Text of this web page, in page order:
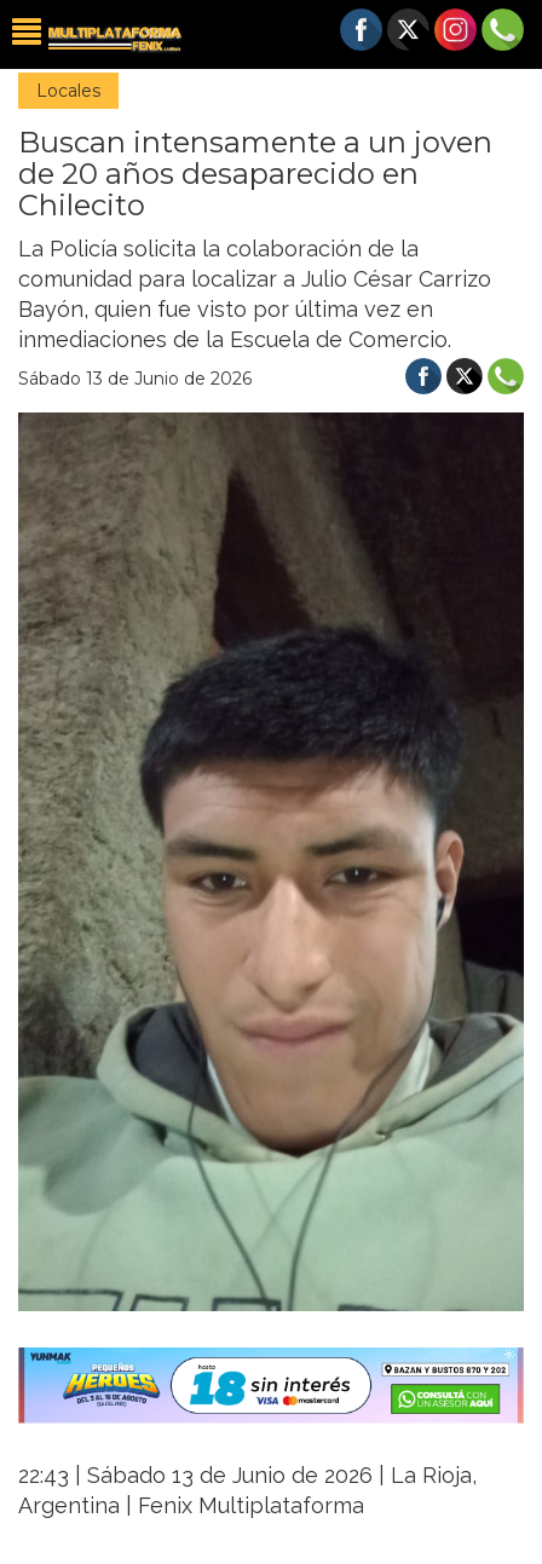
Locales
Buscan intensamente a un joven
de 20 años desaparecido en
Chilecito
La Policía solicita la colaboración de la
comunidad para localizar a Julio César Carrizo
Bayón, quien fue visto por última vez en
inmediaciones de la Escuela de Comercio.
Sábado 13 de Junio de 2026
22:43 | Sábado 13 de Junio de 2026 | La Rioja,
Argentina | Fenix Multiplataforma